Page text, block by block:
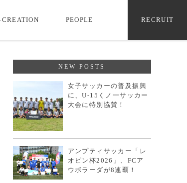
CREATION PEOPLE RECRUIT
NEW POSTS
女子サッカーの普及振興
に、U-15くノ一サッカー
大会に特別協賛！
アンプティサッカー「レ
オピン杯2026」、FCア
ウボラーダが8連覇！